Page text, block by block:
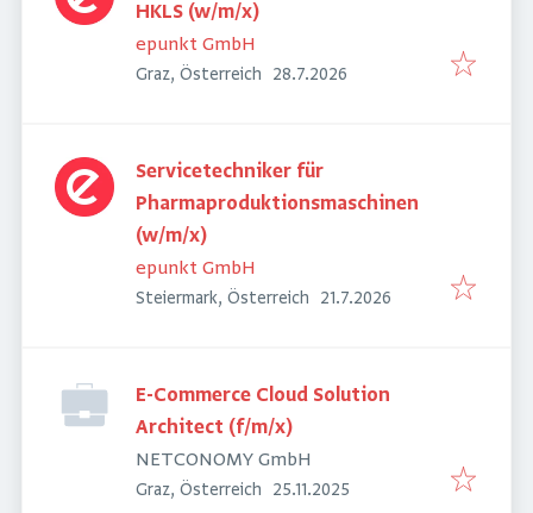
HKLS (w/m/x)
epunkt GmbH
Graz, Österreich Veröffentlicht
28.7.2026
Servicetechniker für
Pharmaproduktionsmaschinen
(w/m/x)
epunkt GmbH
Steiermark, Österreich Veröffentlicht
21.7.2026
E-Commerce Cloud Solution
Architect (f/m/x)
NETCONOMY GmbH
Graz, Österreich Veröffentlicht
25.11.2025